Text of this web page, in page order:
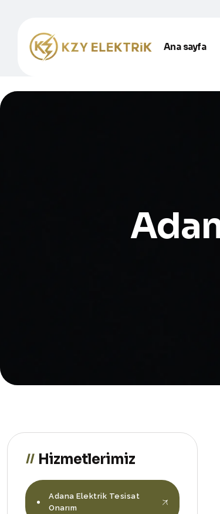
Ana sayfa
Hizmetlerimiz
Adana Elektrik Tesisat
Onarım